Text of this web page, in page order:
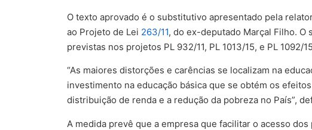
O texto aprovado é o substitutivo apresentado pela
ao Projeto de Lei 263/11, do ex-deputado Marçal Filho.
previstas nos projetos PL 932/11, PL 1013/15, e PL 1092/
“As maiores distorções e carências se localizam na
investimento na educação básica que se obtém os
distribuição de renda e a redução da pobreza no País”,
A medida prevê que a empresa que facilitar o acesso